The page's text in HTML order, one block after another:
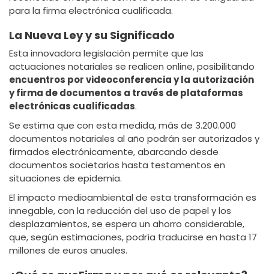
para la firma electrónica cualificada.
La Nueva Ley y su Significado
Esta innovadora legislación permite que las
actuaciones notariales se realicen online, posibilitando
encuentros por videoconferencia y la autorización
y firma de documentos a través de plataformas
electrónicas cualificadas.
Se estima que con esta medida, más de 3.200.000
documentos notariales al año podrán ser autorizados y
firmados electrónicamente, abarcando desde
documentos societarios hasta testamentos en
situaciones de epidemia.
El impacto medioambiental de esta transformación es
innegable, con la reducción del uso de papel y los
desplazamientos, se espera un ahorro considerable,
que, según estimaciones, podría traducirse en hasta 17
millones de euros anuales.